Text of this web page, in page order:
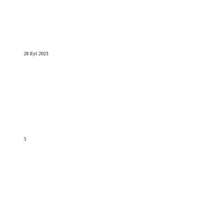
28 Eyl 2023
3